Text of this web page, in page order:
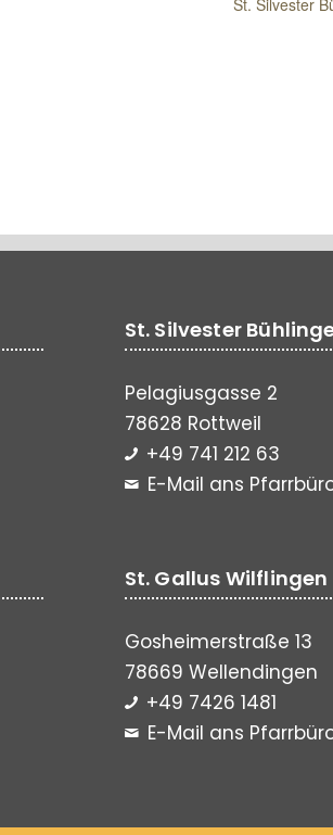
St. Silvester
St. Silvester
Pelagiusgasse 2
78628 Rottweil
+49 741 212 63
E-Mail ans
St. Gallus Wilflingen
Gosheimerstraße 13
78669 Wellendingen
+49 7426 1481
E-Mail ans